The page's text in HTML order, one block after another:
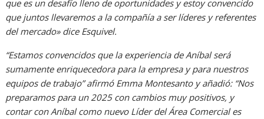
que es un desafío lleno de oportunidades y estoy convencido
que juntos llevaremos a la compañía a ser líderes y referentes
del mercado» dice Esquivel.
“Estamos convencidos que la experiencia de Aníbal será
sumamente enriquecedora para la empresa y para nuestros
equipos de trabajo” afirmó Emma Montesanto y añadió: “Nos
preparamos para un 2025 con cambios muy positivos, y
contar con Aníbal como nuevo Líder del Área Comercial es